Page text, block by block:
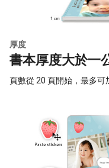
厚度
書本厚度大於一
頁數從 20 頁開始，最多可